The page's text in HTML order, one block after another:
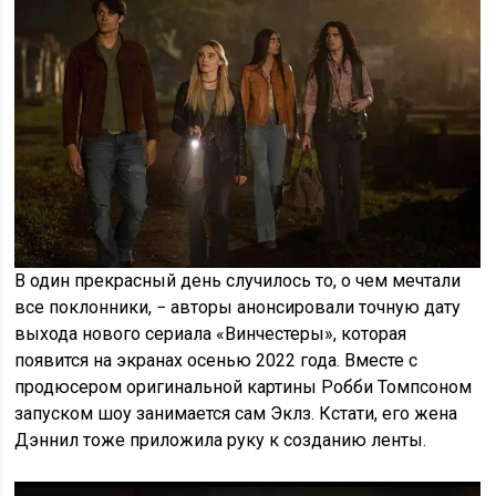
В один прекрасный день случилось то, о чем мечтали
все поклонники, − авторы анонсировали точную дату
выхода нового сериала «Винчестеры», которая
появится на экранах осенью 2022 года. Вместе с
продюсером оригинальной картины Робби Томпсоном
запуском шоу занимается сам Эклз. Кстати, его жена
Дэннил тоже приложила руку к созданию ленты.